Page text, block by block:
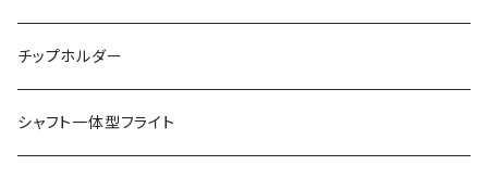
当ショップ限定発売
チップホルダー
シャフト一体型フライト